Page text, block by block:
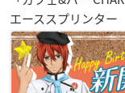
エーススプリンター